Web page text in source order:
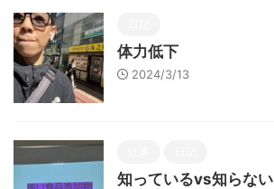
体力低下
2024/3/13
知っているvs知らない